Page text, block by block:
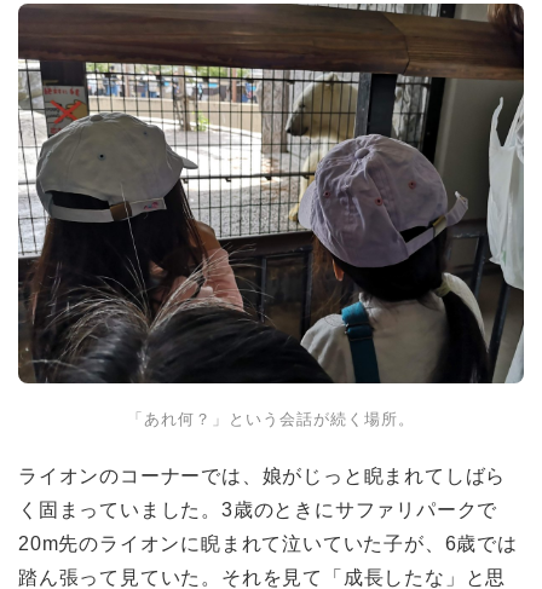
「あれ何？」という会話が続く場所。
ライオンのコーナーでは、娘がじっと睨まれてしばら
く固まっていました。3歳のときにサファリパークで
20m先のライオンに睨まれて泣いていた子が、6歳では
踏ん張って見ていた。それを見て「成長したな」と思